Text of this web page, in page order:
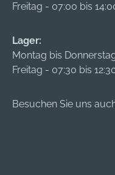
Freitag - 07:00 bis
Lager:
Montag bis
Freitag - 07:30 bis
Besuchen Sie uns